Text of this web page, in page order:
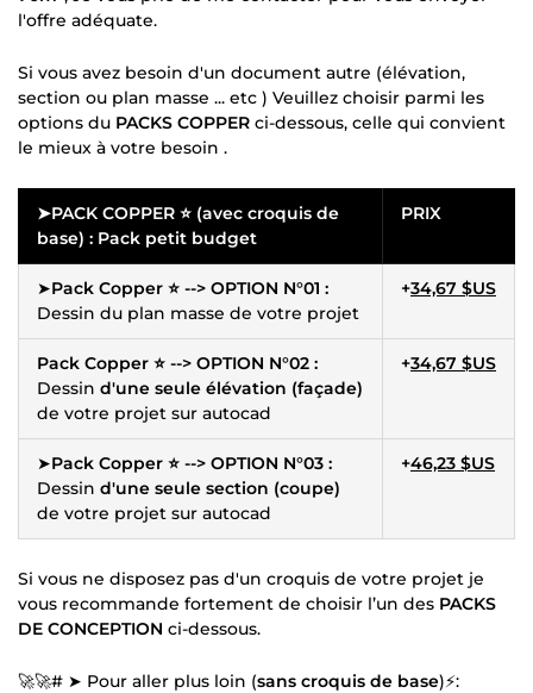
l'offre adéquate.
Si vous avez besoin d'un document autre (élévation,
section ou plan masse ... etc ) Veuillez choisir parmi les
options du PACKS COPPER ci-dessous, celle qui convient
le mieux à votre besoin .
➤PACK COPPER ⭐ (avec croquis de
base) : Pack petit budget
PRIX
➤Pack Copper ⭐ --> OPTION N°01 :
Dessin du plan masse de votre projet
+34,67 $US
Pack Copper ⭐ --> OPTION N°02 :
Dessin d'une seule élévation (façade)
de votre projet sur autocad
+34,67 $US
➤Pack Copper ⭐ --> OPTION N°03 :
Dessin d'une seule section (coupe)
de votre projet sur autocad
+46,23 $US
Si vous ne disposez pas d'un croquis de votre projet je
vous recommande fortement de choisir l’un des PACKS
DE CONCEPTION ci-dessous.
🚀🚀# ➤ Pour aller plus loin (sans croquis de base)⚡: